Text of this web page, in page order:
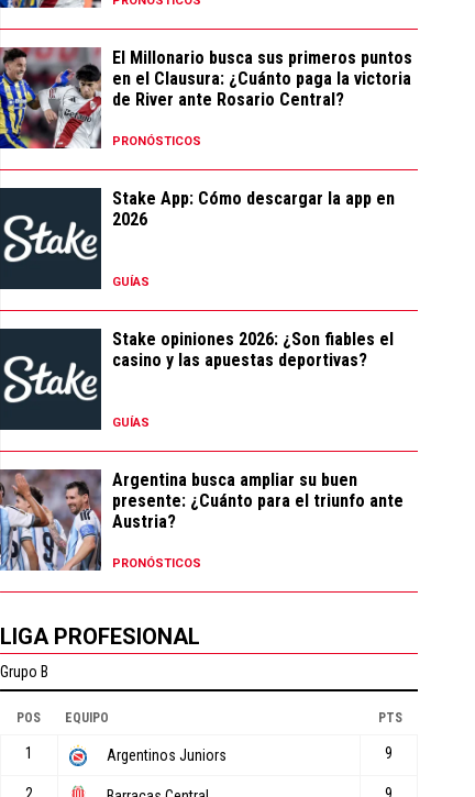
El Millonario busca sus primeros puntos
en el Clausura: ¿Cuánto paga la victoria
de River ante Rosario Central?
PRONÓSTICOS
Stake App: Cómo descargar la app en
2026
GUÍAS
Stake opiniones 2026: ¿Son fiables el
casino y las apuestas deportivas?
GUÍAS
Argentina busca ampliar su buen
presente: ¿Cuánto para el triunfo ante
Austria?
PRONÓSTICOS
LIGA PROFESIONAL